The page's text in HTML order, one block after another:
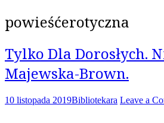
powieśćerotyczna
Tylko Dla Dorosłych.
Majewska-Brown.
10 listopada 2019Bibliotekara Leave a